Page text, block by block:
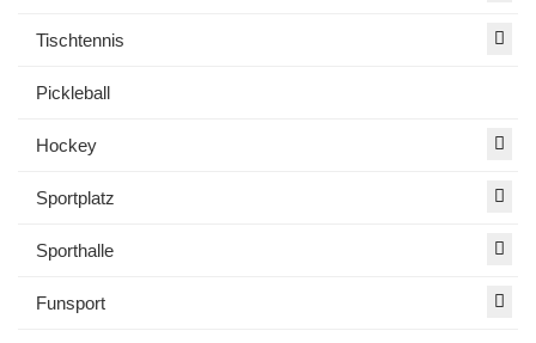
Tischtennis
Pickleball
Hockey
Sportplatz
Sporthalle
Funsport